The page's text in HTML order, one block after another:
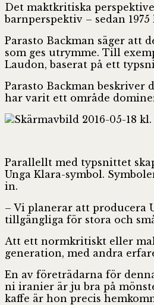
Det maktkritiska
barnperspektiv – sedan
Parasto Backman säger att
som ges utrymme. Till
Laudon, baserat på ett
Parasto Backman beskriver
har varit ett område
Parallellt med typsnittet
Unga Klara-symbol.
in.
– Vi planerar att producera
tillgängliga för stora och
Att ett normkritiskt eller
generation, med andra
En av företrädarna för
ni iranier är ju bra på
kaffe är hon precis